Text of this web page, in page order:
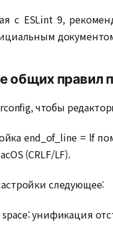
с ESLint 9,
общих правил
чтобы
end_of_line = lf
(CRLF/LF).
следующее:
унификация